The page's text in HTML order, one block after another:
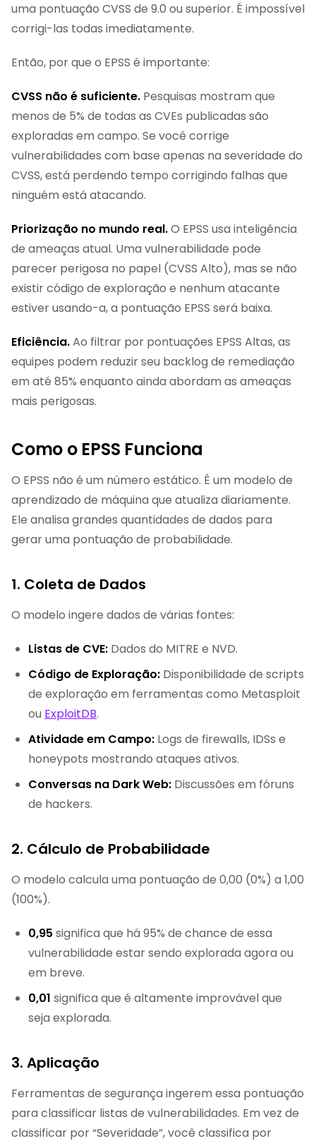
uma pontuação CVSS de 9.0 ou superior. É impossível
corrigi-las todas imediatamente.
Então, por que o EPSS é importante:
CVSS não é suficiente. Pesquisas mostram que
menos de 5% de todas as CVEs publicadas são
exploradas em campo. Se você corrige
vulnerabilidades com base apenas na severidade do
CVSS, está perdendo tempo corrigindo falhas que
ninguém está atacando.
Priorização no mundo real.O EPSS usa inteligência
de ameaças atual. Uma vulnerabilidade pode
parecer perigosa no papel (CVSS Alto), mas se não
existir código de exploração e nenhum atacante
estiver usando-a, a pontuação EPSS será baixa.
Eficiência.Ao filtrar por pontuações EPSS Altas, as
equipes podem reduzir seu backlog de remediação
em até 85% enquanto ainda abordam as ameaças
mais perigosas.
Como o EPSS Funciona
O EPSS não é um número estático. É um modelo de
aprendizado de máquina que atualiza diariamente.
Ele analisa grandes quantidades de dados para
gerar uma pontuação de probabilidade.
1. Coleta de Dados
O modelo ingere dados de várias fontes:
Listas de CVE: Dados do MITRE e NVD.
Código de Exploração: Disponibilidade de scripts
de exploração em ferramentas como Metasploit
ou ExploitDB.
Atividade em Campo: Logs de firewalls, IDSs e
honeypots mostrando ataques ativos.
Conversas na Dark Web: Discussões em fóruns
de hackers.
2. Cálculo de Probabilidade
O modelo calcula uma pontuação de 0,00 (0%) a 1,00
(100%).
0,95 significa que há 95% de chance de essa
vulnerabilidade estar sendo explorada agora ou
em breve.
0,01 significa que é altamente improvável que
seja explorada.
3. Aplicação
Ferramentas de segurança ingerem essa pontuação
para classificar listas de vulnerabilidades. Em vez de
classificar por “Severidade”, você classifica por